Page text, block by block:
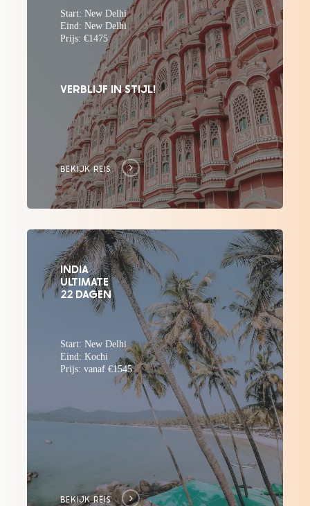
Start: New Delhi
Eind: New Delhi
Prijs: €1475
VERBLIJF IN STIJL!
BEKIJK REIS
INDIA
ULTIMATE
22 DAGEN
Start: New Delhi
Eind: Kochi
Prijs: vanaf €1545
BEKIJK REIS